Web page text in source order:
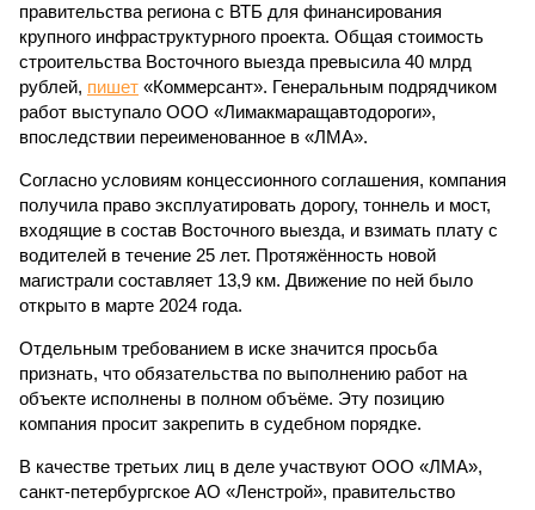
правительства региона с ВТБ для финансирования
крупного инфраструктурного проекта. Общая стоимость
строительства Восточного выезда превысила 40 млрд
рублей, пишет «Коммерсант». Генеральным подрядчиком
работ выступало ООО «Лимакмаращавтодороги»,
впоследствии переименованное в «ЛМА».
Согласно условиям концессионного соглашения, компания
получила право эксплуатировать дорогу, тоннель и мост,
входящие в состав Восточного выезда, и взимать плату с
водителей в течение 25 лет. Протяжённость новой
магистрали составляет 13,9 км. Движение по ней было
открыто в марте 2024 года.
Отдельным требованием в иске значится просьба
признать, что обязательства по выполнению работ на
объекте исполнены в полном объёме. Эту позицию
компания просит закрепить в судебном порядке.
В качестве третьих лиц в деле участвуют ООО «ЛМА»,
санкт-петербургское АО «Ленстрой», правительство